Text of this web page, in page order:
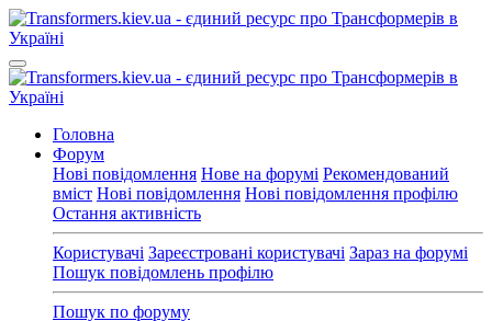
Головна
Форум
Нові повідомлення Нове на форумі Рекомендований
вміст Нові повідомлення Нові повідомлення профілю
Остання активність
Користувачі Зареєстровані користувачі Зараз на форумі
Пошук повідомлень профілю
Пошук по форуму